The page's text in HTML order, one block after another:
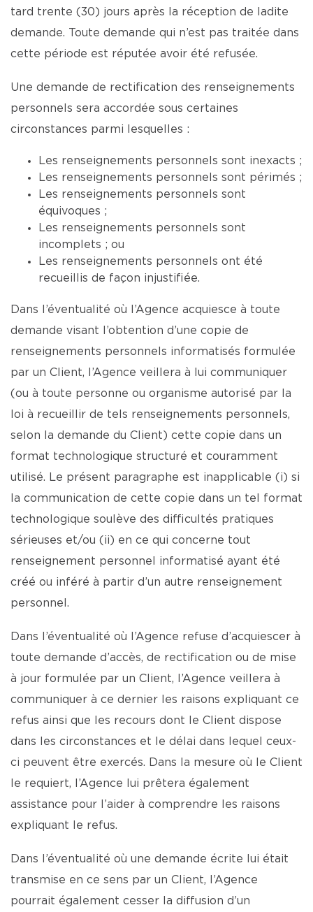
tard trente (30) jours après la réception de ladite
demande. Toute demande qui n’est pas traitée dans
cette période est réputée avoir été refusée.
Une demande de rectification des renseignements
personnels sera accordée sous certaines
circonstances parmi lesquelles :
Les renseignements personnels sont inexacts ;
Les renseignements personnels sont périmés ;
Les renseignements personnels sont
équivoques ;
Les renseignements personnels sont
incomplets ; ou
Les renseignements personnels ont été
recueillis de façon injustifiée.
Dans l’éventualité où l’Agence acquiesce à toute
demande visant l’obtention d’une copie de
renseignements personnels informatisés formulée
par un Client, l’Agence veillera à lui communiquer
(ou à toute personne ou organisme autorisé par la
loi à recueillir de tels renseignements personnels,
selon la demande du Client) cette copie dans un
format technologique structuré et couramment
utilisé. Le présent paragraphe est inapplicable (i) si
la communication de cette copie dans un tel format
technologique soulève des difficultés pratiques
sérieuses et/ou (ii) en ce qui concerne tout
renseignement personnel informatisé ayant été
créé ou inféré à partir d’un autre renseignement
personnel.
Dans l’éventualité où l’Agence refuse d’acquiescer à
toute demande d’accès, de rectification ou de mise
à jour formulée par un Client, l’Agence veillera à
communiquer à ce dernier les raisons expliquant ce
refus ainsi que les recours dont le Client dispose
dans les circonstances et le délai dans lequel ceux-
ci peuvent être exercés. Dans la mesure où le Client
le requiert, l’Agence lui prêtera également
assistance pour l’aider à comprendre les raisons
expliquant le refus.
Dans l’éventualité où une demande écrite lui était
transmise en ce sens par un Client, l’Agence
pourrait également cesser la diffusion d’un